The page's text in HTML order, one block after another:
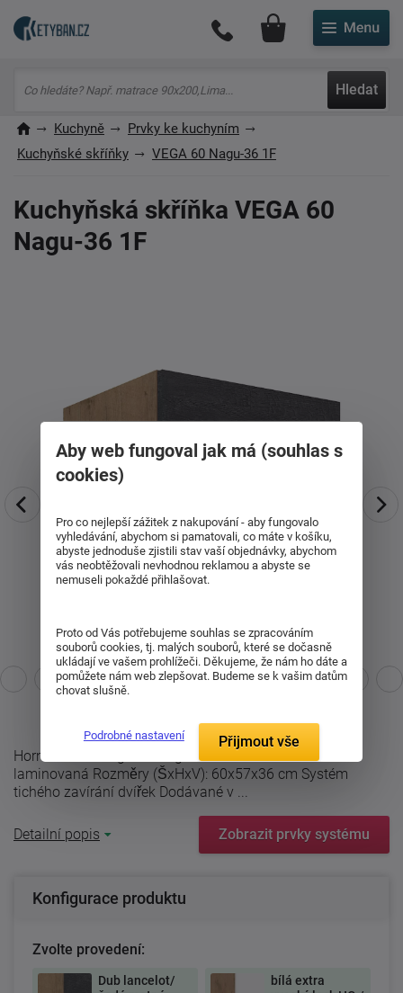
Hledat
Můj účet
Kuchyně
Prvky ke kuchyním
Kuchyňské skříňky
VEGA 60 Nagu-36 1F
Kuchyňská skříňka VEGA 60
Nagu-36 1F
Horní skříňka Vega 60 Nagu-36 1F: Materiál: DTD
laminovaná Rozměry (ŠxHxV): 60x57x36 cm Systém
tichého zavírání dvířek Dodávané v ...
Detailní popis Zobrazit prvky systému
Konfigurace produktu
Zvolte provedení:
Dub lancelot/
bílá extra
Aby web fungoval jak má (souhlas s
cookies)
Pro co nejlepší zážitek z nakupování - aby fungovalo
vyhledávání, abychom si pamatovali, co máte v košíku,
abyste jednoduše zjistili stav vaší objednávky, abychom
vás neobtěžovali nevhodnou reklamou a abyste se
nemuseli pokaždé přihlašovat.
Proto od Vás potřebujeme souhlas se zpracováním
souborů cookies, tj. malých souborů, které se dočasně
ukládají ve vašem prohlížeči. Děkujeme, že nám ho dáte a
pomůžete nám web zlepšovat. Budeme se k vašim datům
chovat slušně.
Podrobné nastavení Přijmout vše